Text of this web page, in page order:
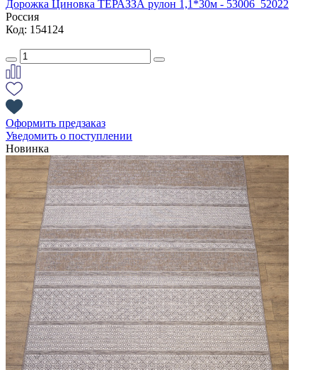
Дорожка Циновка ТЕРАЗЗА рулон 1,1*30м - 53006_52022
Россия
Код: 154124
Оформить предзаказ
Уведомить о поступлении
Новинка